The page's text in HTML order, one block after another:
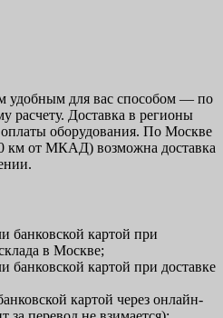
удобным для вас способом — по
расчету. Доставка в регионы
оплаты оборудования. По Москве
км от МКАД) возможна доставка
банковской картой при
в Москве;
банковской картой при доставке
картой через онлайн-